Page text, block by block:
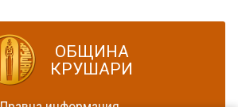
ОБЩИНА
КРУШАРИ